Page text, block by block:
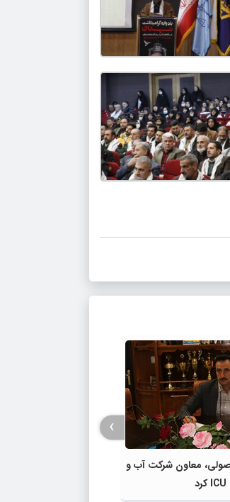
معاون شرکت آب و
›